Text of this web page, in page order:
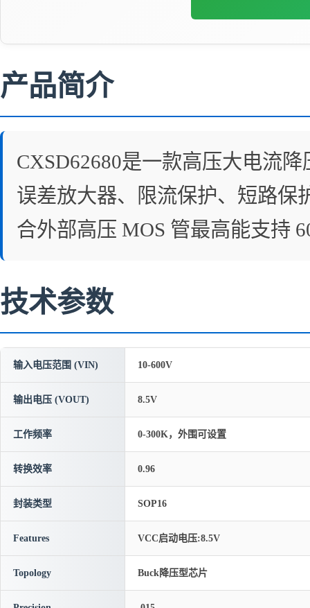
产品简介
CXSD62680是一款高压大电流
误差放大器、限流保护、短路保
合外部高压 MOS 管最高能支持
技术参数
输入电压范围 (VIN) 10-600V
输出电压 (VOUT) 8.5V
工作频率 0-300K，外围可设置
转换效率 0.96
封装类型 SOP16
Features VCC启动电压:8.5V
Topology Buck降压型芯片